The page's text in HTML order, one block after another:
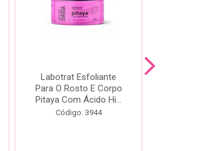
Labotrat Esfoliante
Para O Rosto E Corpo
Pitaya Com Ácido Hi...
Código: 3944